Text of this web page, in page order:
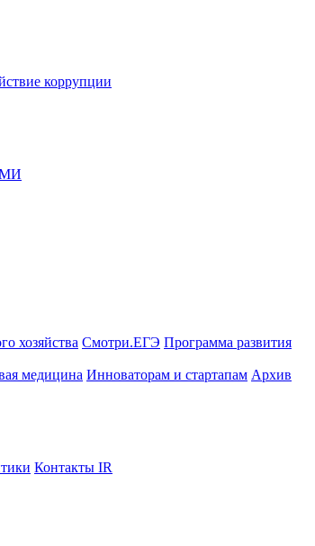
коррупции
хозяйства Смотри.ЕГЭ Программа развития
медицина Инноваторам и стартапам Архив
Контакты IR